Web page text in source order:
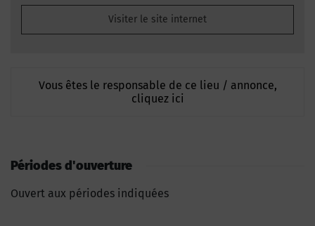
Visiter le site internet
Vous êtes le responsable de ce lieu / annonce,
cliquez ici
Périodes d'ouverture
Ouvert aux périodes indiquées